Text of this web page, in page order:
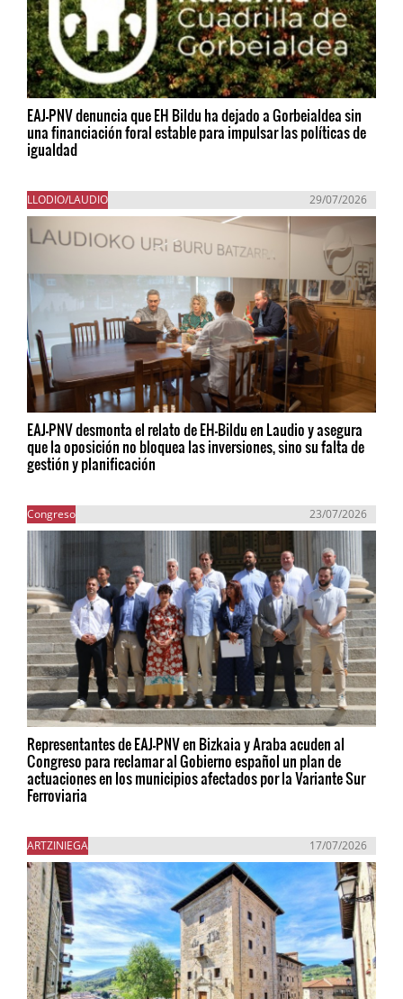
EAJ-PNV denuncia que EH Bildu ha dejado a Gorbeialdea sin
una financiación foral estable para impulsar las políticas de
igualdad
LLODIO/LAUDIO 29/07/2026
EAJ-PNV desmonta el relato de EH-Bildu en Laudio y asegura
que la oposición no bloquea las inversiones, sino su falta de
gestión y planificación
Congreso 23/07/2026
Representantes de EAJ-PNV en Bizkaia y Araba acuden al
Congreso para reclamar al Gobierno español un plan de
actuaciones en los municipios afectados por la Variante Sur
Ferroviaria
ARTZINIEGA 17/07/2026